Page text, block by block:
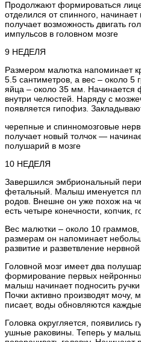
Продолжают формироваться
отделился от спинного,
получает возможность двигать
импульсов в головном мозге
9 НЕДЕЛЯ
Размером малютка напоминает
5.5 сантиметров, а вес – около 5
яйца – около 35 мм. Начинается
внутри челюстей. Наряду с
появляется гипофиз.
черепные и спинномозговые
получает новый толчок —
полушарий в мозге
10 НЕДЕЛЯ
Завершился эмбриональный
фетальный. Малыш именуется
родов. Внешне он уже похож на
есть четыре конечности, копчик,
Вес малютки – около 10
размерам он напоминает
развитие и разветвление
Головной мозг имеет два
формирование первых
малыш начинает подносить ручки
Почки активно производят мочу,
писает, воды обновляются
Головка округляется, появились
ушные раковины. Теперь у